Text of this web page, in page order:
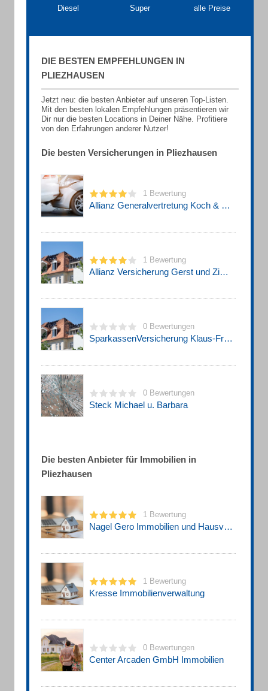
Diesel Super alle Preise
DIE BESTEN EMPFEHLUNGEN IN
PLIEZHAUSEN
Jetzt neu: die besten Anbieter auf unseren Top-Listen.
Mit den besten lokalen Empfehlungen präsentieren wir
Dir nur die besten Locations in Deiner Nähe. Profitiere
von den Erfahrungen anderer Nutzer!
Die besten Versicherungen in Pliezhausen
1 Bewertung
Allianz Generalvertretung Koch & Partner GbR Versicherungsagentur
1 Bewertung
Allianz Versicherung Gerst und Zimmermann GbR Generalvertretung in Pliezhausen
0 Bewertungen
SparkassenVersicherung Klaus-Freddy Eberle Versicherungs- und Finanzierungsbüro
0 Bewertungen
Steck Michael u. Barbara
Die besten Anbieter für Immobilien in
Pliezhausen
1 Bewertung
Nagel Gero Immobilien und Hausverwaltung
1 Bewertung
Kresse Immobilienverwaltung
0 Bewertungen
Center Arcaden GmbH Immobilien